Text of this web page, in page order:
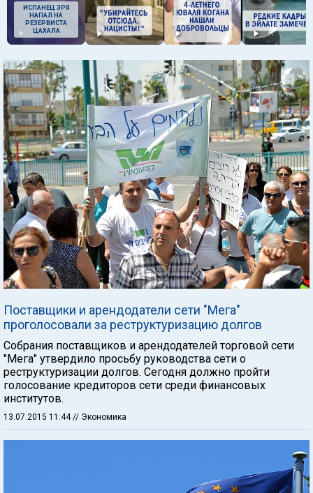
ИСПАНЕЦ ЗРЯ
НАПАЛ НА
РЕЗЕРВИСТА
ЦАХАЛА
Поставщики и арендодатели сети "Мега"
проголосовали за реструктуризацию долгов
Собрания поставщиков и арендодателей торговой сети
"Мега" утвердило просьбу руководства сети о
реструктуризации долгов. Сегодня должно пройти
голосование кредиторов сети среди финансовых
институтов.
13.07.2015 11:44// Экономика